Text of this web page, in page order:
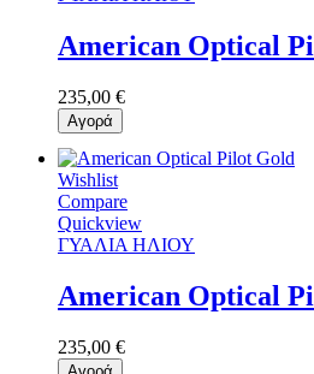
American Optical
235,00 €
Αγορά
Wishlist
Compare
Quickview
ΓΥΑΛΙΑ ΗΛΙΟΥ
American Optical
235,00 €